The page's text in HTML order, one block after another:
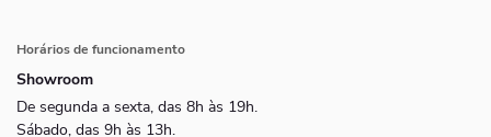
Horários de funcionamento
Showroom
De segunda a sexta, das 8h às 19h.
Sábado, das 9h às 13h.